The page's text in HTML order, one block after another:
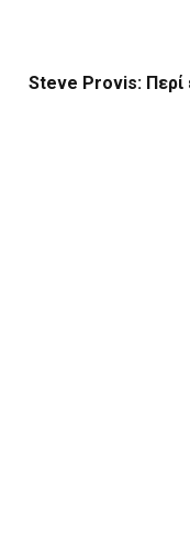
Steve Provis: Περί